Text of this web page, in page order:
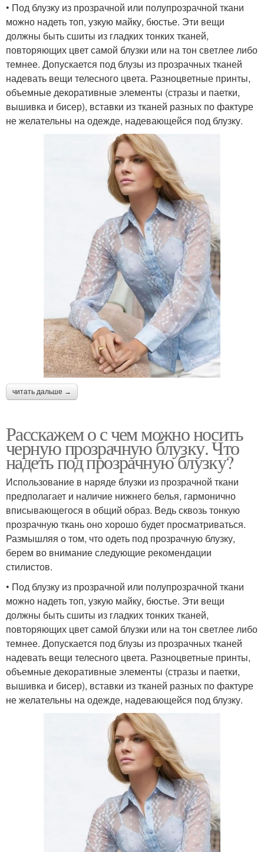
• Под блузку из прозрачной или полупрозрачной ткани
можно надеть топ, узкую майку, бюстье. Эти вещи
должны быть сшиты из гладких тонких тканей,
повторяющих цвет самой блузки или на тон светлее либо
темнее. Допускается под блузы из прозрачных тканей
надевать вещи телесного цвета. Разноцветные принты,
объемные декоративные элементы (стразы и паетки,
вышивка и бисер), вставки из тканей разных по фактуре
не желательны на одежде, надевающейся под блузку.
читать дальше →
Расскажем о с чем можно носить
черную прозрачную блузку. Что
надеть под прозрачную блузку?
Использование в наряде блузки из прозрачной ткани
предполагает и наличие нижнего белья, гармонично
вписывающегося в общий образ. Ведь сквозь тонкую
прозрачную ткань оно хорошо будет просматриваться.
Размышляя о том, что одеть под прозрачную блузку,
берем во внимание следующие рекомендации
стилистов.
• Под блузку из прозрачной или полупрозрачной ткани
можно надеть топ, узкую майку, бюстье. Эти вещи
должны быть сшиты из гладких тонких тканей,
повторяющих цвет самой блузки или на тон светлее либо
темнее. Допускается под блузы из прозрачных тканей
надевать вещи телесного цвета. Разноцветные принты,
объемные декоративные элементы (стразы и паетки,
вышивка и бисер), вставки из тканей разных по фактуре
не желательны на одежде, надевающейся под блузку.